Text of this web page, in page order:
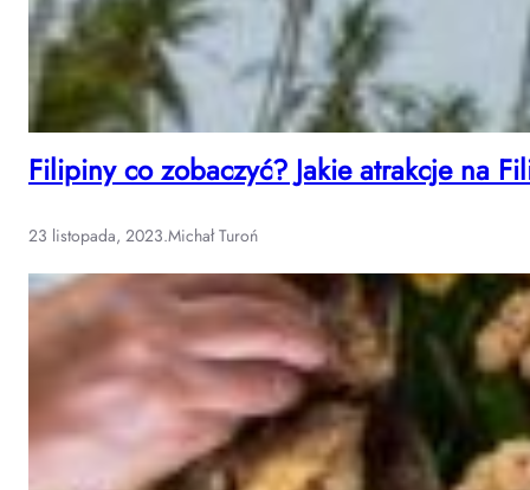
Filipiny co zobaczyć? Jakie atrakcje na
23 listopada, 2023.Michał Turoń